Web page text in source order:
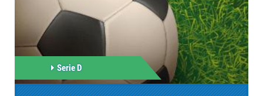
Serie D